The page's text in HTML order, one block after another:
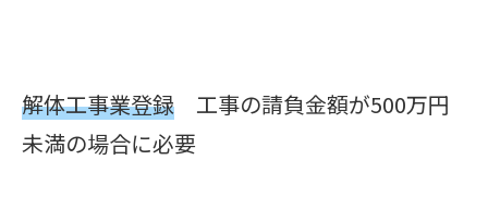
解体工事業登録 工事の請負金額が500万円
未満の場合に必要